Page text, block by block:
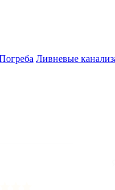
Ливневые